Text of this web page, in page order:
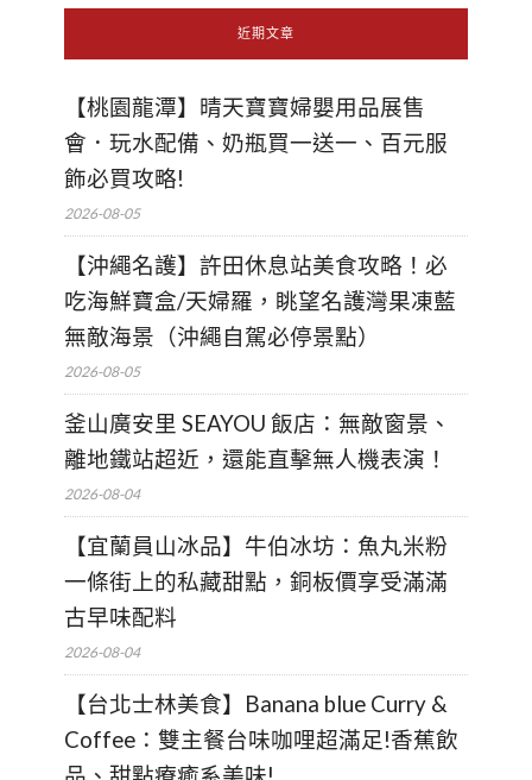
近期文章
【桃園龍潭】晴天寶寶婦嬰用品展售
會．玩水配備、奶瓶買一送一、百元服
飾必買攻略!
2026-08-05
【沖繩名護】許田休息站美食攻略！必
吃海鮮寶盒/天婦羅，眺望名護灣果凍藍
無敵海景（沖繩自駕必停景點）
2026-08-05
釜山廣安里 SEAYOU 飯店：無敵窗景、
離地鐵站超近，還能直擊無人機表演！
2026-08-04
【宜蘭員山冰品】牛伯冰坊：魚丸米粉
一條街上的私藏甜點，銅板價享受滿滿
古早味配料
2026-08-04
【台北士林美食】Banana blue Curry &
Coffee：雙主餐台味咖哩超滿足!香蕉飲
品、甜點療癒系美味!